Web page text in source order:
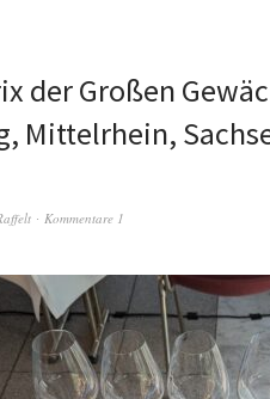
der Großen
Mittelrhein,
Kommentare 1